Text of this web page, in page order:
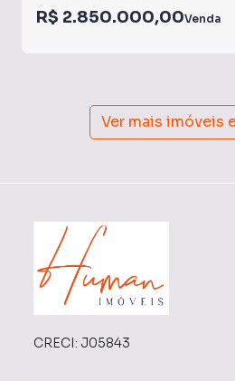
R$ 2.850.000,00Venda
Ver mais imóveis
CRECI: J05843